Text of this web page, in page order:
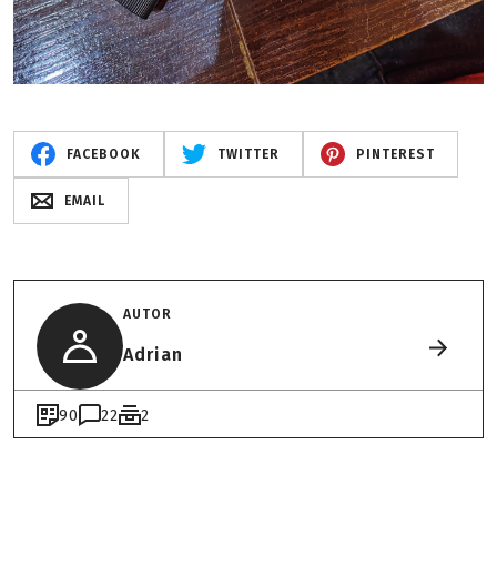
FACEBOOK TWITTER PINTEREST
EMAIL
AUTOR
Adrian
90 22 2